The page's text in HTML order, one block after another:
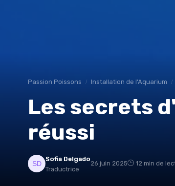
Passion Poissons Installation de l'Aquarium
Les secrets
réussi
Sofia Delgado
Traductrice
26 juin 2025 12 min de